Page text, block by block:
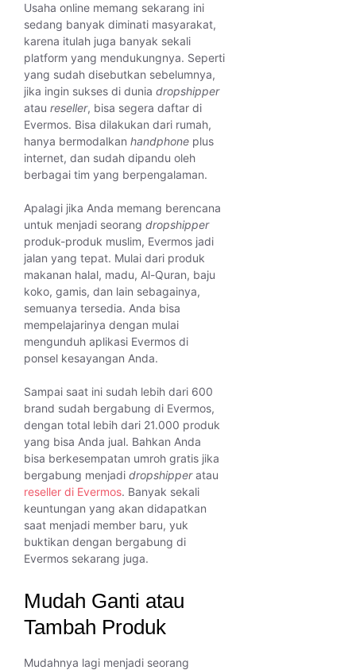
Usaha online memang sekarang ini
sedang banyak diminati masyarakat,
karena itulah juga banyak sekali
platform yang mendukungnya. Seperti
yang sudah disebutkan sebelumnya,
jika ingin sukses di dunia dropshipper
atau reseller, bisa segera daftar di
Evermos. Bisa dilakukan dari rumah,
hanya bermodalkan handphone plus
internet, dan sudah dipandu oleh
berbagai tim yang berpengalaman.
Apalagi jika Anda memang berencana
untuk menjadi seorang dropshipper
produk-produk muslim, Evermos jadi
jalan yang tepat. Mulai dari produk
makanan halal, madu, Al-Quran, baju
koko, gamis, dan lain sebagainya,
semuanya tersedia. Anda bisa
mempelajarinya dengan mulai
mengunduh aplikasi Evermos di
ponsel kesayangan Anda.
Sampai saat ini sudah lebih dari 600
brand sudah bergabung di Evermos,
dengan total lebih dari 21.000 produk
yang bisa Anda jual. Bahkan Anda
bisa berkesempatan umroh gratis jika
bergabung menjadi dropshipperatau
reseller di Evermos. Banyak sekali
keuntungan yang akan didapatkan
saat menjadi member baru, yuk
buktikan dengan bergabung di
Evermos sekarang juga.
Mudah Ganti atau
Tambah Produk
Mudahnya lagi menjadi seorang